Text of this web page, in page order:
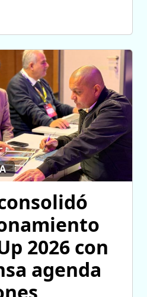
2026 con
agenda